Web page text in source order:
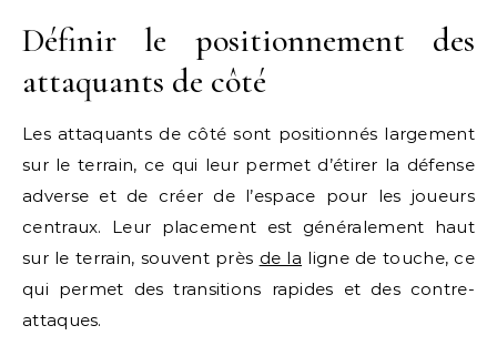
Définir le positionnement des
attaquants de côté
Les attaquants de côté sont positionnés largement
sur le terrain, ce qui leur permet d’étirer la défense
adverse et de créer de l’espace pour les joueurs
centraux. Leur placement est généralement haut
sur le terrain, souvent près de la ligne de touche, ce
qui permet des transitions rapides et des contre-
attaques.